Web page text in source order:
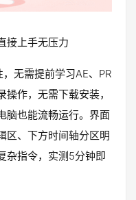
接上手无压力
无需提前学习AE、PR
作，无需下载安装，
脑也能流畅运行。界面
区、下方时间轴分区明
杂指令，实测5分钟即